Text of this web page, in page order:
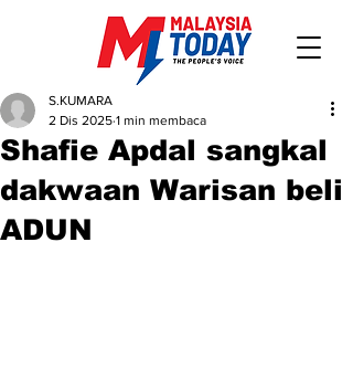
Shafie Apdal sangkal
dakwaan Warisan beli
ADUN
S.KUMARA
2 Dis 2025 1 min membaca